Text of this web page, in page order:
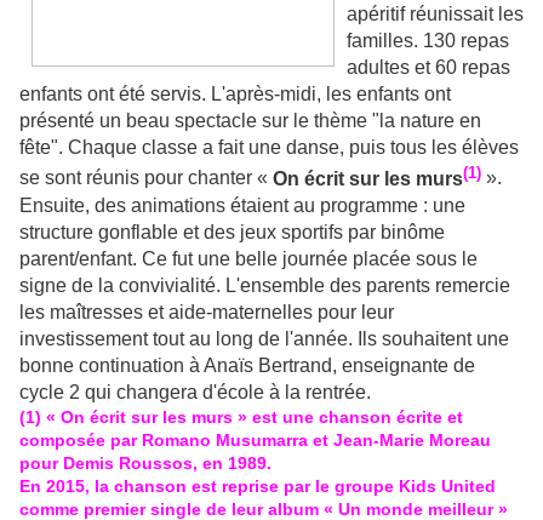
apéritif réunissait les
familles. 130 repas
adultes et 60 repas
enfants ont été servis. L'après-midi, les enfants ont
présenté un beau spectacle sur le thème "la nature en
fête". Chaque classe a fait une danse, puis tous les élèves
se sont réunis pour chanter « On écrit sur les murs(1) ».
Ensuite, des animations étaient au programme : une
structure gonflable et des jeux sportifs par binôme
parent/enfant. Ce fut une belle journée placée sous le
signe de la convivialité. L'ensemble des parents remercie
les maîtresses et aide-maternelles pour leur
investissement tout au long de l'année. Ils souhaitent une
bonne continuation à Anaïs Bertrand, enseignante de
cycle 2 qui changera d'école à la rentrée.
(1) « On écrit sur les murs » est une chanson écrite et
composée par Romano Musumarra et Jean-Marie Moreau
pour Demis Roussos, en 1989.
En 2015, la chanson est reprise par le groupe Kids United
comme premier single de leur album « Un monde meilleur »